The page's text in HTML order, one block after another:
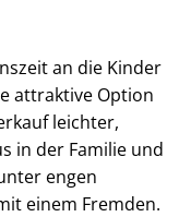
an die Kinder
attraktive Option
leichter,
in der Familie und
engen
einem Fremden.